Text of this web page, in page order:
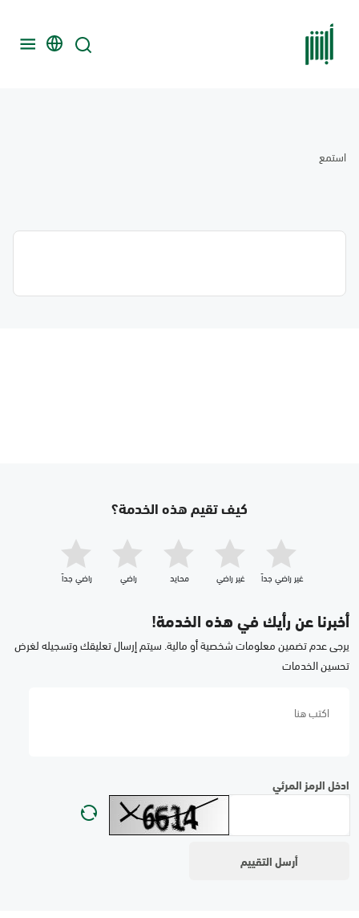
استمع
كيف تقيم هذه الخدمة؟
غير راضي جداّ غير راضي محايد راضي راضي جداّ
أخبرنا عن رأيك في هذه الخدمة!
يرجى عدم تضمين معلومات شخصية أو مالية. سيتم إرسال تعليقك وتسجيله لغرض
تحسين الخدمات
ادخل الرمز المرئي